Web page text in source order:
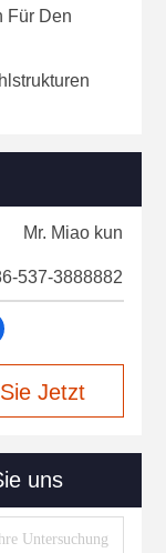
Für Den
Mr. Miao kun
537-3888882
Jetzt
uns